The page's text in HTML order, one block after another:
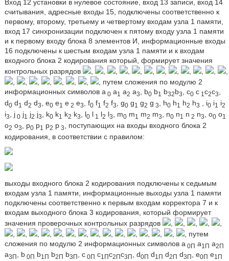
Вход 12 установки в нулевое состояние, вход 13 записи, вход 14
считывания, адресные входы 15, подключены соответственно к
первому, второму, третьему и четвертому входам узла 1 памяти,
вход 17 синхронизации подключен к пятому входу узла 1 памяти
и к первому входу блока 8 элементов И, информационные входы
16 подключены к шестым входам узла 1 памяти и к входам
входного блока 2 кодирования который, формирует значения
контрольных разрядов
, , , , , , , , , , ,
,
,
, , , , , ,
, путем сложения по модулю 2
информационных символов а0a1 а2 а3, b0b1 b32b3, с0c1 c2c3,
d0d1 d2 d3 , e0e1 e2 e3 , f0f1 f2 f3 , g0g1 g2 g 3 , h0h1 h2 h3 , i0i1 i2
i3 , j0j1 j2 j3 , k0k1 k2 k3 , l0l1 l2 l3 , m0m1 m2 m3 , n0n1 n 2 n3 , o0o1
o2 o3 , p0p1 p2 p3
, поступающих на входы входного блока 2
кодирования, в соответствии с правилом:
выходы входного блока 2 кодирования подключены к седьмым
входам узла 1 памяти, информационные выходы узла 1 памяти
подключены соответственно к первым входам корректора 7 и к
входам выходного блока 3 кодирования, который формирует
значения проверочных контрольных разрядов
, , , ,
,
,
, , , , , , , , , , , , ,
, путем
сложения по модулю 2 информационных символов а0П а1П а2П
а3П , b0П b1П b2П b3П , с0П с1Пс2Пс3П , d0П d1П d2П d3П , е0П е1П